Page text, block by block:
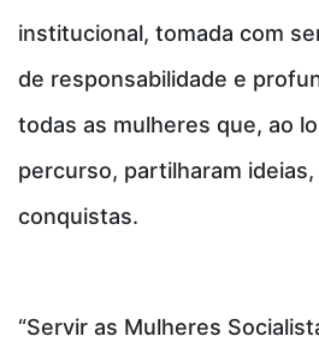
institucional, tomada com
de responsabilidade e
todas as mulheres que, ao
percurso, partilharam
conquistas.
“Servir as Mulheres